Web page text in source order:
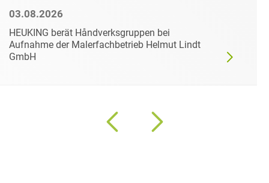
03.08.2026
HEUKING berät Håndverksgruppen bei
Aufnahme der Malerfachbetrieb Helmut Lindt
GmbH